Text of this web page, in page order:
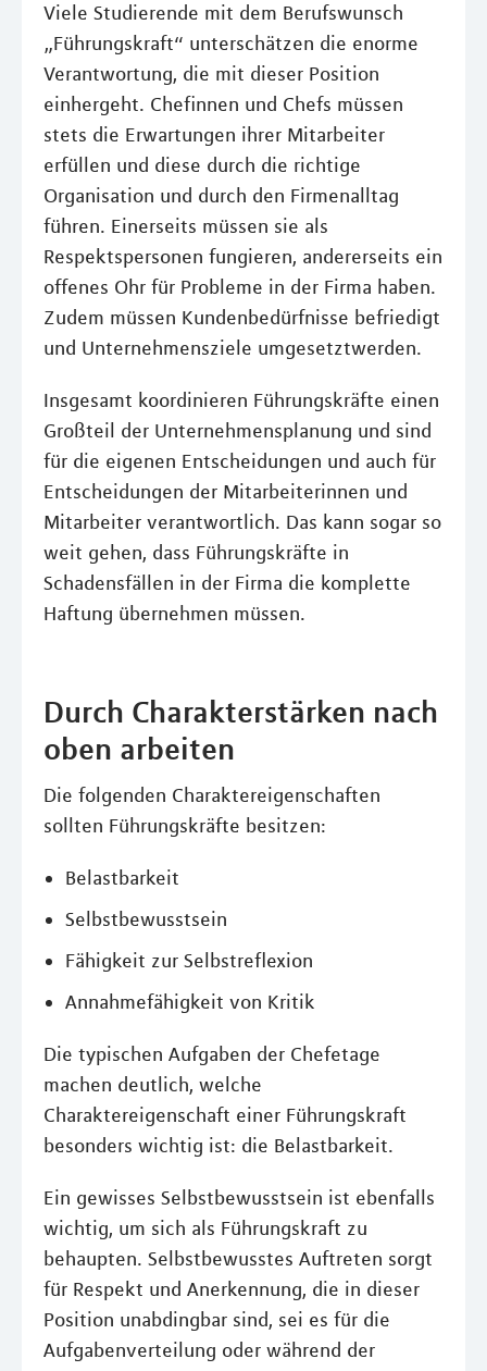
Viele Studierende mit dem Berufswunsch
„Führungskraft“ unterschätzen die enorme
Verantwortung, die mit dieser Position
einhergeht. Chefinnen und Chefs müssen
stets die Erwartungen ihrer Mitarbeiter
erfüllen und diese durch die richtige
Organisation und durch den Firmenalltag
führen. Einerseits müssen sie als
Respektspersonen fungieren, andererseits ein
offenes Ohr für Probleme in der Firma haben.
Zudem müssen Kundenbedürfnisse befriedigt
und Unternehmensziele umgesetztwerden.
Insgesamt koordinieren Führungskräfte einen
Großteil der Unternehmensplanung und sind
für die eigenen Entscheidungen und auch für
Entscheidungen der Mitarbeiterinnen und
Mitarbeiter verantwortlich. Das kann sogar so
weit gehen, dass Führungskräfte in
Schadensfällen in der Firma die komplette
Haftung übernehmen müssen.
Durch Charakterstärken nach
oben arbeiten
Die folgenden Charaktereigenschaften
sollten Führungskräfte besitzen:
Belastbarkeit
Selbstbewusstsein
Fähigkeit zur Selbstreflexion
Annahmefähigkeit von Kritik
Die typischen Aufgaben der Chefetage
machen deutlich, welche
Charaktereigenschaft einer Führungskraft
besonders wichtig ist: die Belastbarkeit.
Ein gewisses Selbstbewusstsein ist ebenfalls
wichtig, um sich als Führungskraft zu
behaupten. Selbstbewusstes Auftreten sorgt
für Respekt und Anerkennung, die in dieser
Position unabdingbar sind, sei es für die
Aufgabenverteilung oder während der